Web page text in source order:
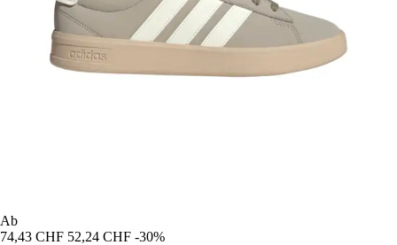
Ab
74,43 CHF 52,24 CHF -30%